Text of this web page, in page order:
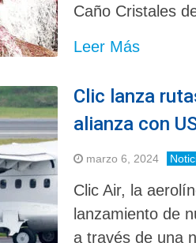
Caño Cristales
Leer Más
Clic lanza
alianza con
marzo 6, 2024
Clic Air, la
lanzamiento de
a través de una